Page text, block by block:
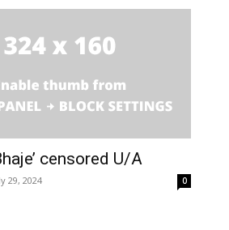
censored U/A
29, 2024 0